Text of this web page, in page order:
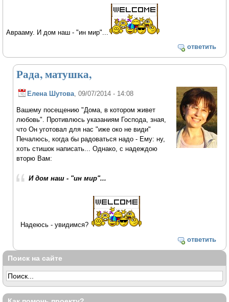
Аврааму. И дом наш - "ин мир"...
ответить
Рада, матушка,
Елена Шутова , 09/07/2014 - 14:08
Вашему посещению "Дома, в котором живет
любовь". Противлюсь указаниям Господа, зная,
что Он уготовал для нас "иже око не види"
Печалюсь, когда бы радоваться надо - Ему: ну,
хоть стишок написать... Однако, с надеждою
вторю Вам:
И дом наш - "ин мир"...
Надеюсь - увидимся?
ответить
Поиск на сайте